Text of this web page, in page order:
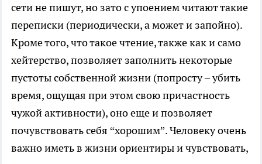
сети не пишут, но зато с упоением читают такие
переписки (периодически, а может и запойно).
Кроме того, что такое чтение, также как и само
хейтерство, позволяет заполнить некоторые
пустоты собственной жизни (попросту – убить
время, ощущая при этом свою причастность
чужой активности), оно еще и позволяет
почувствовать себя “хорошим”. Человеку очень
важно иметь в жизни ориентиры и чувствовать,